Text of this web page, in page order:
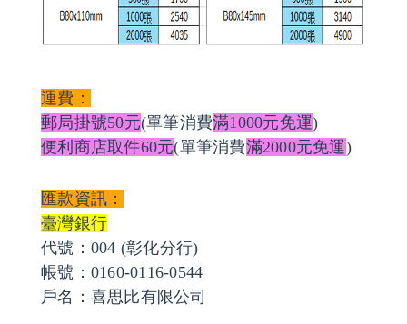
運費：
郵局掛號50元(單筆消費滿1000元免運)
便利商店取件60元(單筆消費滿2000元免運)
匯款資訊：
臺灣銀行
代號：004 (彰化分行)
帳號：0160-0116-0544
戶名：喜思比有限公司